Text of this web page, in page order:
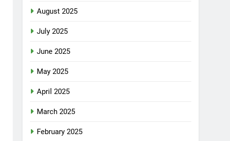
August 2025
July 2025
June 2025
May 2025
April 2025
March 2025
February 2025